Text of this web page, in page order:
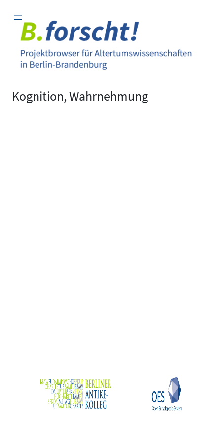
Inhalt
springen
Kognition, Wahrnehmung